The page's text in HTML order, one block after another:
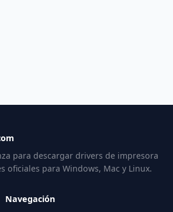
para descargar drivers de impresora
oficiales para Windows, Mac y Linux.
Navegación